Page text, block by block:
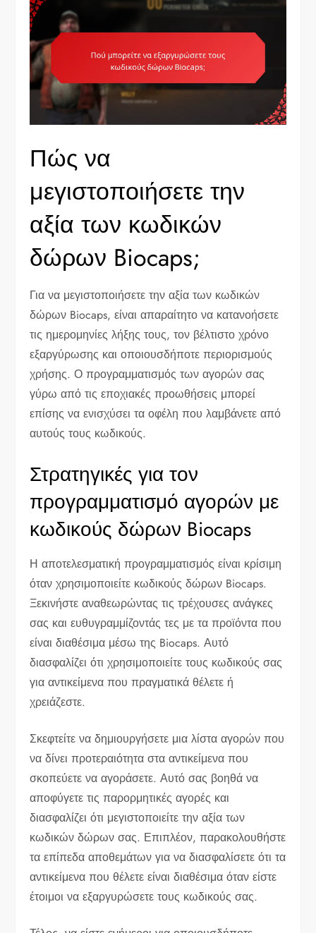
Πώς να
μεγιστοποιήσετε την
αξία των κωδικών
δώρων Biocaps;
Για να μεγιστοποιήσετε την αξία των κωδικών
δώρων Biocaps, είναι απαραίτητο να κατανοήσετε
τις ημερομηνίες λήξης τους, τον βέλτιστο χρόνο
εξαργύρωσης και οποιουσδήποτε περιορισμούς
χρήσης. Ο προγραμματισμός των αγορών σας
γύρω από τις εποχιακές προωθήσεις μπορεί
επίσης να ενισχύσει τα οφέλη που λαμβάνετε από
αυτούς τους κωδικούς.
Στρατηγικές για τον
προγραμματισμό αγορών με
κωδικούς δώρων Biocaps
Η αποτελεσματική προγραμματισμός είναι κρίσιμη
όταν χρησιμοποιείτε κωδικούς δώρων Biocaps.
Ξεκινήστε αναθεωρώντας τις τρέχουσες ανάγκες
σας και ευθυγραμμίζοντάς τες με τα προϊόντα που
είναι διαθέσιμα μέσω της Biocaps. Αυτό
διασφαλίζει ότι χρησιμοποιείτε τους κωδικούς σας
για αντικείμενα που πραγματικά θέλετε ή
χρειάζεστε.
Σκεφτείτε να δημιουργήσετε μια λίστα αγορών που
να δίνει προτεραιότητα στα αντικείμενα που
σκοπεύετε να αγοράσετε. Αυτό σας βοηθά να
αποφύγετε τις παρορμητικές αγορές και
διασφαλίζει ότι μεγιστοποιείτε την αξία των
κωδικών δώρων σας. Επιπλέον, παρακολουθήστε
τα επίπεδα αποθεμάτων για να διασφαλίσετε ότι τα
αντικείμενα που θέλετε είναι διαθέσιμα όταν είστε
έτοιμοι να εξαργυρώσετε τους κωδικούς σας.